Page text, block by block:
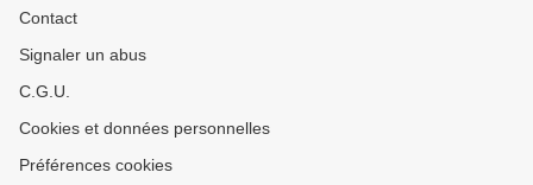
Contact
Signaler un abus
C.G.U.
Cookies et données personnelles
Préférences cookies